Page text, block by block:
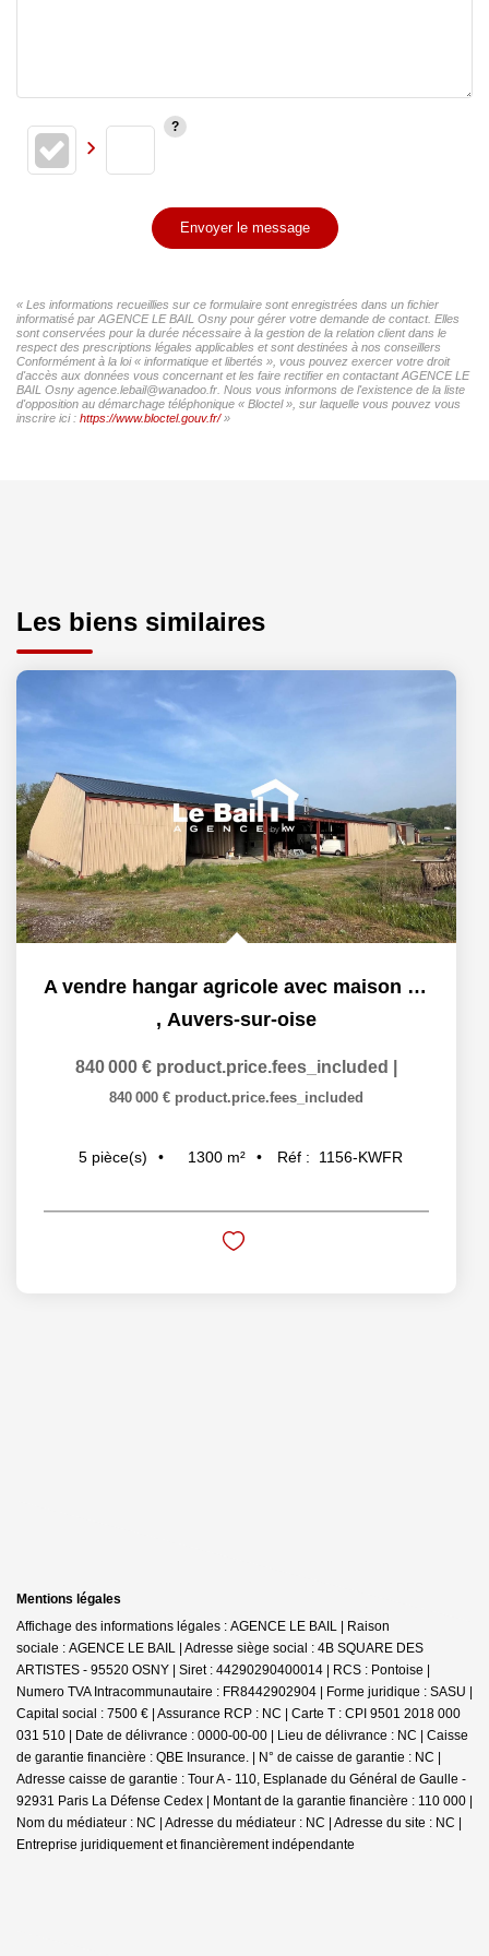
Envoyer le message
« Les informations recueillies sur ce formulaire sont enregistrées dans un fichier
informatisé par AGENCE LE BAIL Osny pour gérer votre demande de contact. Elles
sont conservées pour la durée nécessaire à la gestion de la relation client dans le
respect des prescriptions légales applicables et sont destinées à nos conseillers
Conformément à la loi « informatique et libertés », vous pouvez exercer votre droit
d'accès aux données vous concernant et les faire rectifier en contactant AGENCE LE
BAIL Osny agence.lebail@wanadoo.fr. Nous vous informons de l'existence de la liste
d'opposition au démarchage téléphonique « Bloctel », sur laquelle vous pouvez vous
inscrire ici : https://www.bloctel.gouv.fr/»
Les biens similaires
A vendre hangar agricole avec maison d'habitation
, Auvers-sur-oise
840 000 € product.price.fees_included
840 000 € product.price.fees_included
5 pièce(s) 1300 m² Réf : 1156-KWFR
Mentions légales
Affichage des informations légales : AGENCE LE BAIL | Raison
sociale : AGENCE LE BAIL | Adresse siège social : 4B SQUARE DES
ARTISTES - 95520 OSNY | Siret : 44290290400014 | RCS : Pontoise |
Numero TVA Intracommunautaire : FR8442902904 | Forme juridique : SASU |
Capital social : 7500 € | Assurance RCP : NC | Carte T : CPI 9501 2018 000
031 510 | Date de délivrance : 0000-00-00 | Lieu de délivrance : NC | Caisse
de garantie financière : QBE Insurance. | N° de caisse de garantie : NC |
Adresse caisse de garantie : Tour A - 110, Esplanade du Général de Gaulle -
92931 Paris La Défense Cedex | Montant de la garantie financière : 110 000 |
Nom du médiateur : NC | Adresse du médiateur : NC | Adresse du site : NC |
Entreprise juridiquement et financièrement indépendante